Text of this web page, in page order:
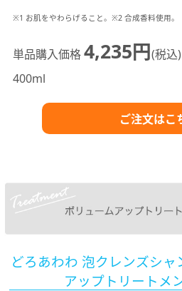
※1 お肌をやわらげること。※2 合成香料使用。
単品購入価格4,235円(税込)
400ml
ご注文はこ
どろあわわ 泡クレンズシャ
アップトリートメ